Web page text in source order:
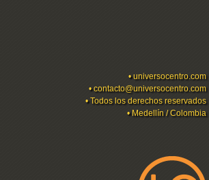
•universocentro.com
•contacto@universocentro.com
• Todos los derechos reservados
• Medellín / Colombia